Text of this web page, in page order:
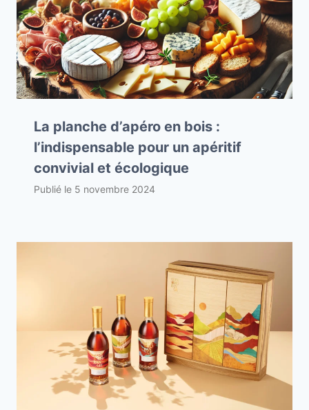
La planche d’apéro en bois :
l’indispensable pour un apéritif
convivial et écologique
Publié le 5 novembre 2024